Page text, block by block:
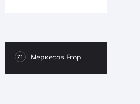
71 Меркесов Егор